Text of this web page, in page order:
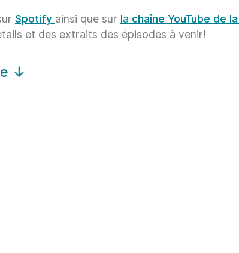
Spotify ainsi que sur la chaîne YouTube de la
et des extraits des épisodes à venir!
↓